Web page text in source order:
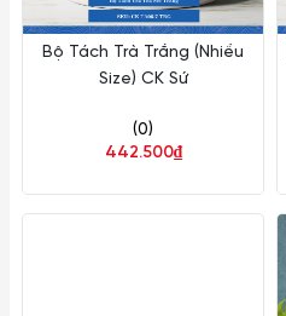
Bộ Tách Trà Trắng (Nhiều
Size) CK Sứ
(0)
442.500₫